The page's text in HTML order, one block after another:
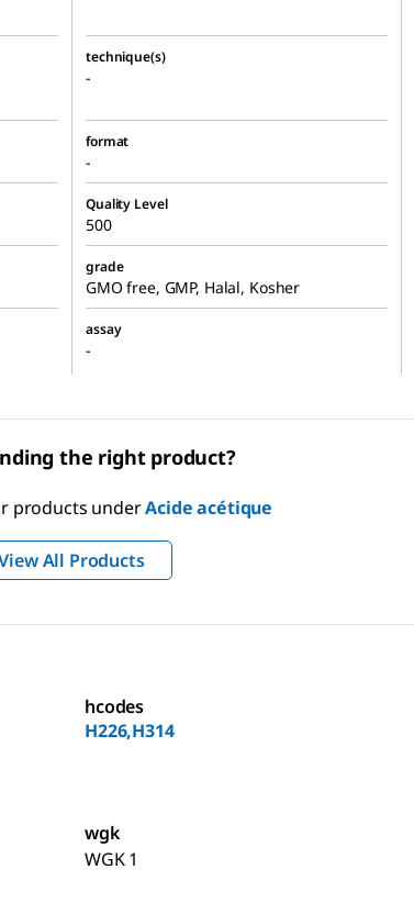
technique(s)
-
format
-
Quality Level
500
grade
GMO free, GMP, Halal, Kosher
assay
-
the right product?
products underAcide acétique
All Products
hcodes
H226,H314
wgk
WGK 1